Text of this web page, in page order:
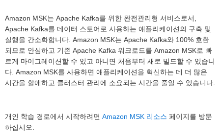
Amazon MSK는 Apache Kafka를 위한 완전관리형 서비스로서,
Apache Kafka를 데이터 스토어로 사용하는 애플리케이션의 구축 및
실행을 간소화합니다. Amazon MSK는 Apache Kafka와 100% 호환
되므로 안심하고 기존 Apache Kafka 워크로드를 Amazon MSK로 빠
르게 마이그레이션할 수 있고 아니면 처음부터 새로 빌드할 수 있습니
다. Amazon MSK를 사용하면 애플리케이션을 혁신하는 데 더 많은
시간을 할애하고 클러스터 관리에 소요되는 시간을 줄일 수 있습니다.
개인 학습 경로에서 시작하려면 Amazon MSK 리소스 페이지를 방문
하십시오.